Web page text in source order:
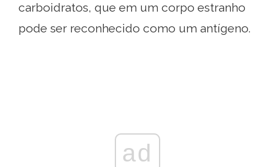
carboidratos, que em um corpo estranho
pode ser reconhecido como um antígeno.
ad